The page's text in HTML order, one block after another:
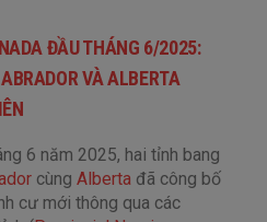
ĐẦU THÁNG 6/2025:
VÀ ALBERTA
6 năm 2025, hai tỉnh bang
cùngAlberta đã công bố
cư mới thông qua các